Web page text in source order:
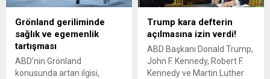
gündeme geldi. Birleşik Arap
Emirlikleri (BAE) ise
gelişmeler üzerine ülke
çapında hava savunma
önlemlerini aktif...
Grönland geriliminde
sağlık ve egemenlik
tartışması
ABD’nin Grönland
konusunda artan ilgisi,
Trump kara defterin
açılmasına izin verdi!
ABD Başkanı Donald Trump,
John F. Kennedy, Robert F.
Kennedy ve Martin Luther